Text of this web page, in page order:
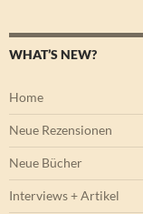
WHAT’S NEW?
Home
Neue Rezensionen
Neue Bücher
Interviews + Artikel